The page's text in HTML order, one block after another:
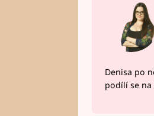
Denisa po
podílí se